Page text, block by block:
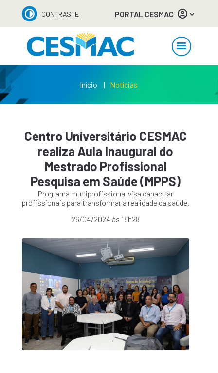
CONTRASTE PORTAL CESMAC
Início Notícias
Centro Universitário CESMAC
realiza Aula Inaugural do
Mestrado Profissional
Pesquisa em Saúde (MPPS)
Programa multiprofissional visa capacitar
profissionais para transformar a realidade da saúde.
26/04/2024 às 18h28